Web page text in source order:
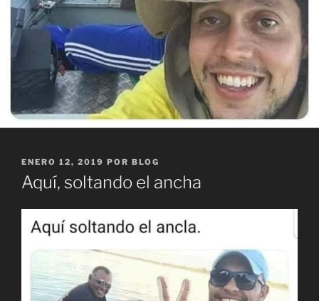
PUBLICADO
EL
ENERO 12, 2019 POR BLOG
Aquí, soltando el ancha